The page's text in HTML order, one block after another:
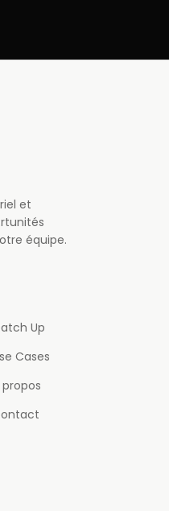
et
équipe.
Up
Cases
propos